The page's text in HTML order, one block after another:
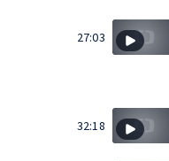
27:03
32:18